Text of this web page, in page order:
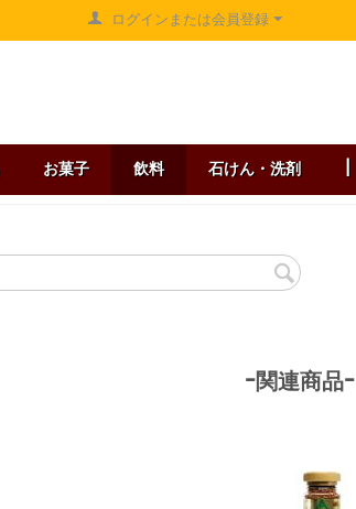
ログインまたは会員登録
お菓子 飲料 石けん・洗剤
-関連商品-